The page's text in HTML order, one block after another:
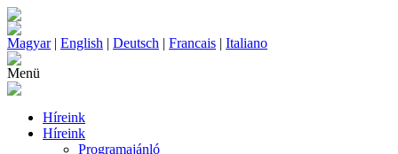
Magyar| English | Deutsch | Francais | Italiano
Menü
Híreink
Híreink
Programajánló